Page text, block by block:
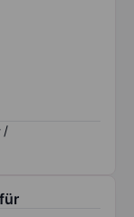
/